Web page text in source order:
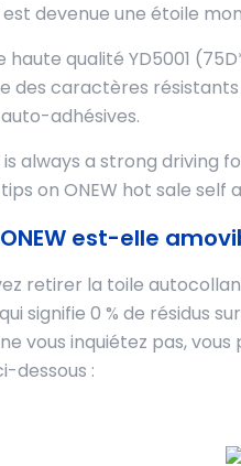
devenue une étoile
qualité YD5001
caractères
adhésives.
always a strong
on ONEW hot sale self
est-elle
retirer la toile
signifie 0 % de
vous inquiétez pas,
dessous :